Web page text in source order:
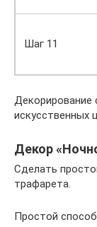
Шаг 11
Декорирование
искусственных
Декор
Сделать
трафарета.
Простой